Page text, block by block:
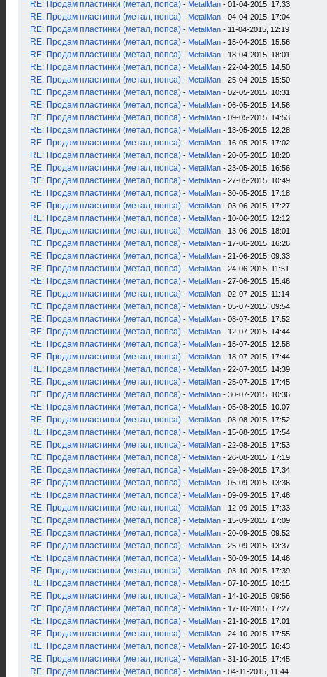
RE: Продам пластинки (метал, попса) - MetalMan - 01-04-2015, 17:33
RE: Продам пластинки (метал, попса) - MetalMan - 04-04-2015, 17:04
RE: Продам пластинки (метал, попса) - MetalMan - 11-04-2015, 12:19
RE: Продам пластинки (метал, попса) - MetalMan - 15-04-2015, 15:56
RE: Продам пластинки (метал, попса) - MetalMan - 18-04-2015, 18:01
RE: Продам пластинки (метал, попса) - MetalMan - 22-04-2015, 14:50
RE: Продам пластинки (метал, попса) - MetalMan - 25-04-2015, 15:50
RE: Продам пластинки (метал, попса) - MetalMan - 02-05-2015, 10:31
RE: Продам пластинки (метал, попса) - MetalMan - 06-05-2015, 14:56
RE: Продам пластинки (метал, попса) - MetalMan - 09-05-2015, 14:53
RE: Продам пластинки (метал, попса) - MetalMan - 13-05-2015, 12:28
RE: Продам пластинки (метал, попса) - MetalMan - 16-05-2015, 17:02
RE: Продам пластинки (метал, попса) - MetalMan - 20-05-2015, 18:20
RE: Продам пластинки (метал, попса) - MetalMan - 23-05-2015, 16:56
RE: Продам пластинки (метал, попса) - MetalMan - 27-05-2015, 10:49
RE: Продам пластинки (метал, попса) - MetalMan - 30-05-2015, 17:18
RE: Продам пластинки (метал, попса) - MetalMan - 03-06-2015, 17:27
RE: Продам пластинки (метал, попса) - MetalMan - 10-06-2015, 12:12
RE: Продам пластинки (метал, попса) - MetalMan - 13-06-2015, 18:01
RE: Продам пластинки (метал, попса) - MetalMan - 17-06-2015, 16:26
RE: Продам пластинки (метал, попса) - MetalMan - 21-06-2015, 09:33
RE: Продам пластинки (метал, попса) - MetalMan - 24-06-2015, 11:51
RE: Продам пластинки (метал, попса) - MetalMan - 27-06-2015, 15:46
RE: Продам пластинки (метал, попса) - MetalMan - 02-07-2015, 11:14
RE: Продам пластинки (метал, попса) - MetalMan - 05-07-2015, 09:54
RE: Продам пластинки (метал, попса) - MetalMan - 08-07-2015, 17:52
RE: Продам пластинки (метал, попса) - MetalMan - 12-07-2015, 14:44
RE: Продам пластинки (метал, попса) - MetalMan - 15-07-2015, 12:58
RE: Продам пластинки (метал, попса) - MetalMan - 18-07-2015, 17:44
RE: Продам пластинки (метал, попса) - MetalMan - 22-07-2015, 14:39
RE: Продам пластинки (метал, попса) - MetalMan - 25-07-2015, 17:45
RE: Продам пластинки (метал, попса) - MetalMan - 30-07-2015, 10:36
RE: Продам пластинки (метал, попса) - MetalMan - 05-08-2015, 10:07
RE: Продам пластинки (метал, попса) - MetalMan - 08-08-2015, 17:52
RE: Продам пластинки (метал, попса) - MetalMan - 15-08-2015, 17:54
RE: Продам пластинки (метал, попса) - MetalMan - 22-08-2015, 17:53
RE: Продам пластинки (метал, попса) - MetalMan - 26-08-2015, 17:19
RE: Продам пластинки (метал, попса) - MetalMan - 29-08-2015, 17:34
RE: Продам пластинки (метал, попса) - MetalMan - 05-09-2015, 13:36
RE: Продам пластинки (метал, попса) - MetalMan - 09-09-2015, 17:46
RE: Продам пластинки (метал, попса) - MetalMan - 12-09-2015, 17:33
RE: Продам пластинки (метал, попса) - MetalMan - 15-09-2015, 17:09
RE: Продам пластинки (метал, попса) - MetalMan - 20-09-2015, 09:52
RE: Продам пластинки (метал, попса) - MetalMan - 25-09-2015, 13:37
RE: Продам пластинки (метал, попса) - MetalMan - 30-09-2015, 14:46
RE: Продам пластинки (метал, попса) - MetalMan - 03-10-2015, 17:39
RE: Продам пластинки (метал, попса) - MetalMan - 07-10-2015, 10:15
RE: Продам пластинки (метал, попса) - MetalMan - 14-10-2015, 09:56
RE: Продам пластинки (метал, попса) - MetalMan - 17-10-2015, 17:27
RE: Продам пластинки (метал, попса) - MetalMan - 21-10-2015, 17:01
RE: Продам пластинки (метал, попса) - MetalMan - 24-10-2015, 17:55
RE: Продам пластинки (метал, попса) - MetalMan - 27-10-2015, 16:43
RE: Продам пластинки (метал, попса) - MetalMan - 31-10-2015, 17:45
RE: Продам пластинки (метал, попса) - MetalMan - 04-11-2015, 11:44